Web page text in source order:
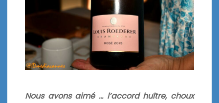
Nous avons aimé … l’accord huître, choux